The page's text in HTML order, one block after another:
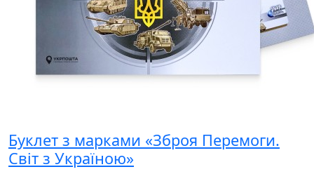
Буклет з марками «Зброя Перемоги.
Світ з Україною»